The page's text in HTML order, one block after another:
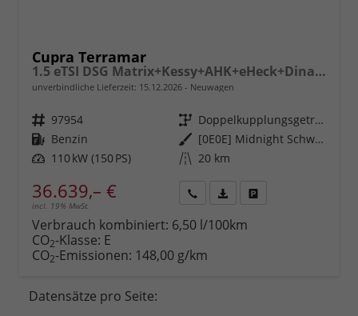
Cupra Terramar
1.5 eTSI DSG Matrix+Kessy+AHK+eHeck+Dinamica+CarPlay+eHeck+GV5
unverbindliche Lieferzeit: 15.12.2026 Neuwagen
Fahrzeugnr. 97954 Getriebe
Doppelkupplungsgetriebe (DSG)
Kraftstoff Benzin Außenfarbe
[0E0E] Midnight Schwarz Metallic
Leistung 110 kW (150 PS) Kilometerstand 20 km
36.639,– €
incl. 19% MwSt.
anfordern
Datei,
Verbrauch kombiniert: 6,50 l/100km
CO2-Klasse: E
CO2-Emissionen: 148,00 g/km
Datensätze pro Seite: